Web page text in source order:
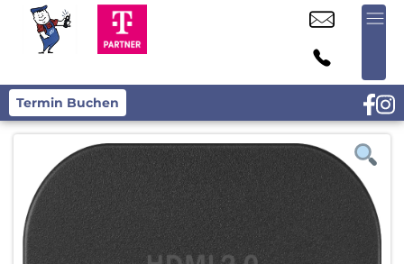
Termin Buchen